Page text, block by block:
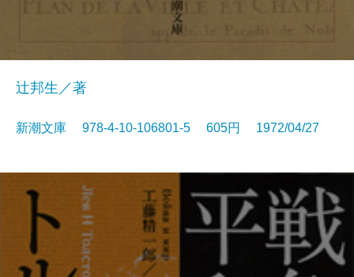
辻邦生／著
新潮文庫 978-4-10-106801-5 605円 1972/04/27